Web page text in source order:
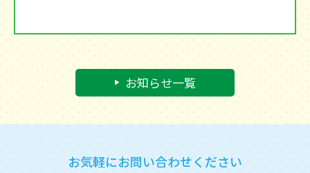
お知らせ一覧
お気軽にお問い合わせください